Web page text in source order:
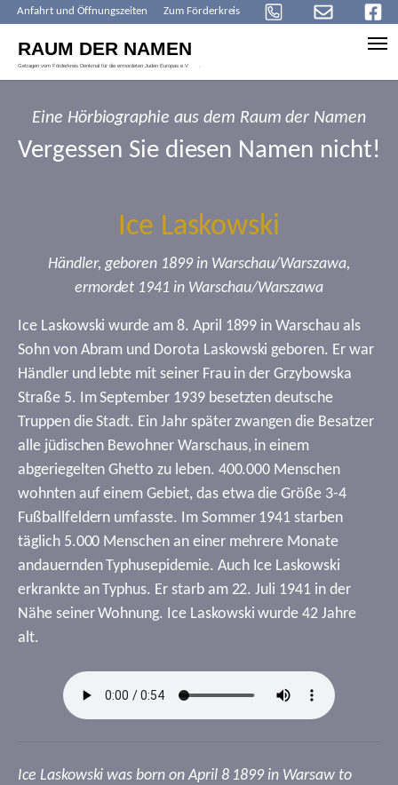
Anfahrt und Öffnungszeiten Zum Förderkreis
Eine Hörbiographie aus dem Raum der Namen
Vergessen Sie diesen Namen nicht!
Ice Laskowski
Händler, geboren 1899 in Warschau/Warszawa,
ermordet 1941 in Warschau/Warszawa
Ice Laskowski wurde am 8. April 1899 in Warschau als
Sohn von Abram und Dorota Laskowski geboren. Er war
Händler und lebte mit seiner Frau in der Grzybowska
Straße 5. Im September 1939 besetzten deutsche
Truppen die Stadt. Ein Jahr später zwangen die Besatzer
alle jüdischen Bewohner Warschaus, in einem
abgeriegelten Ghetto zu leben. 400.000 Menschen
wohnten auf einem Gebiet, das etwa die Größe 3-4
Fußballfeldern umfasste. Im Sommer 1941 starben
täglich 5.000 Menschen an einer mehrere Monate
andauernden Typhusepidemie. Auch Ice Laskowski
erkrankte an Typhus. Er starb am 22. Juli 1941 in der
Nähe seiner Wohnung. Ice Laskowski wurde 42 Jahre
alt.
Ice Laskowski was born on April 8 1899 in Warsaw to